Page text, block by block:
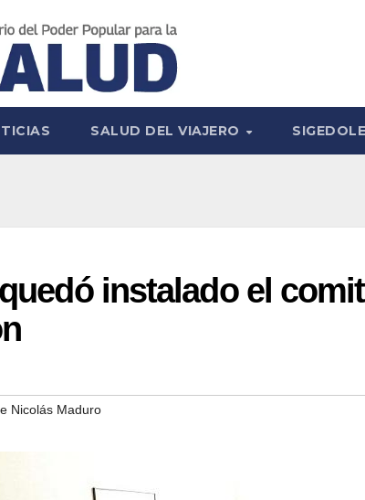
SALUD DEL VIAJERO
instalado el
Nicolás Maduro